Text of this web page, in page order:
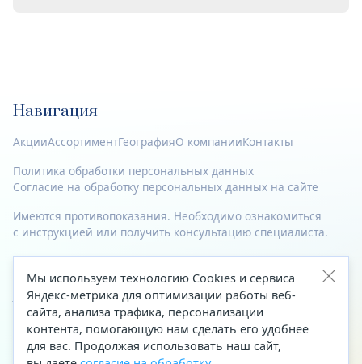
Навигация
АкцииАссортиментГеографияО компанииКонтакты
Политика обработки персональных данных
Согласие на обработку персональных данных на сайте
Имеются противопоказания. Необходимо ознакомиться
с инструкцией или получить консультацию специалиста.
© 2023—2026 Все права защищены.
Адрес
Архангельск, ул. Папанина, д. 19 (вход в здание со стороны
автоцентра «Тойота»)
Мы используем технологию Cookies и сервиса
Яндекс-метрика для оптимизации работы веб-
сайта, анализа трафика, персонализации
контента, помогающую нам сделать его удобнее
для вас. Продолжая использовать наш сайт,